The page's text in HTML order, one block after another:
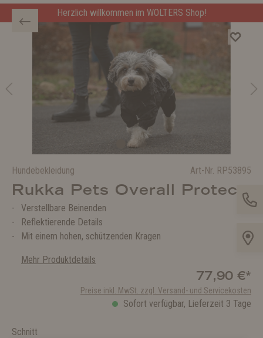
Herzlich willkommen im WOLTERS Shop!
Hundebekleidung Art-Nr. RP53895
Rukka Pets Overall Protect
Verstellbare Beinenden
Reflektierende Details
Mit einem hohen, schützenden Kragen
Mehr Produktdetails
77,90 €*
Preise inkl. MwSt. zzgl. Versand- und Servicekosten
Sofort verfügbar, Lieferzeit 3 Tage
Schnitt